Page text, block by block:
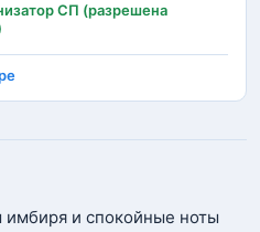
СП (разрешена
и спокойные ноты